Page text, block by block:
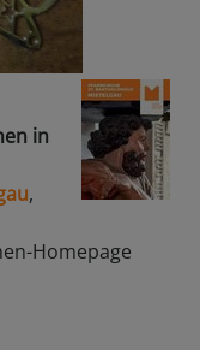
in
,
Homepage